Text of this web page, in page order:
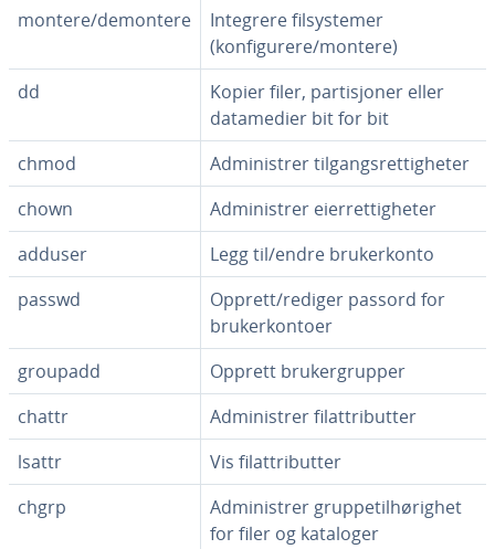
montere/demontere
Integrere filsystemer
(konfigurere/montere)
dd
Kopier filer, partisjoner eller
datamedier bit for bit
chmod
Administrer tilgangsrettigheter
chown
Administrer eierrettigheter
adduser
Legg til/endre brukerkonto
passwd
Opprett/rediger passord for
brukerkontoer
groupadd
Opprett brukergrupper
chattr
Administrer filattributter
lsattr
Vis filattributter
chgrp
Administrer gruppetilhørighet
for filer og kataloger